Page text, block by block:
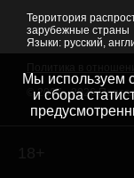
Территория
зарубежные страны
Языки: русский,
© 2007 - 2026
Мы используем
и сбора